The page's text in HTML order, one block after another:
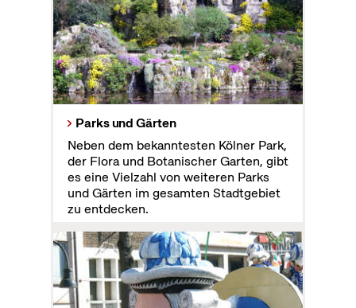
Parks und Gärten
Neben dem bekanntesten Kölner Park,
der Flora und Botanischer Garten, gibt
es eine Vielzahl von weiteren Parks
und Gärten im gesamten Stadtgebiet
zu entdecken.